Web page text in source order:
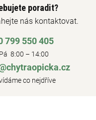
poradit?
nás kontaktovat.
799 550 405
8:00 – 14:00
co nejdříve